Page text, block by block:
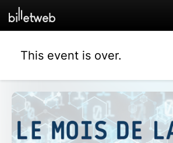
This event is over.